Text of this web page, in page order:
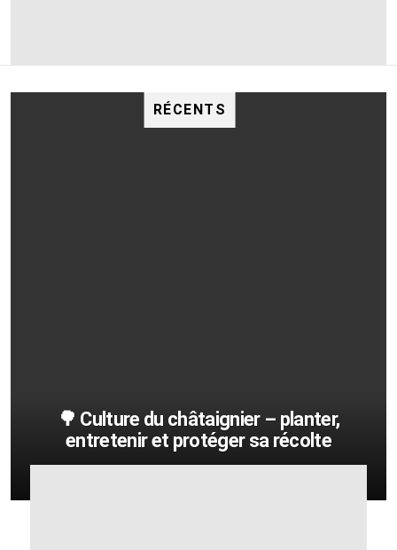
RÉCENTS
🌳 Culture du châtaignier – planter,
entretenir et protéger sa récolte